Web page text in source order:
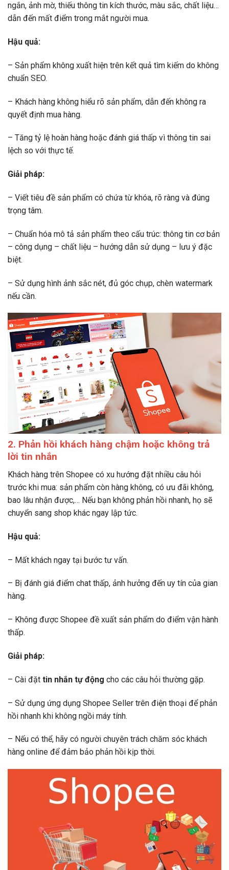
ngắn, ảnh mờ, thiếu thông tin kích thước, màu sắc, chất liệu…
dẫn đến mất điểm trong mắt người mua.
Hậu quả:
– Sản phẩm không xuất hiện trên kết quả tìm kiếm do không
chuẩn SEO.
– Khách hàng không hiểu rõ sản phẩm, dẫn đến không ra
quyết định mua hàng.
– Tăng tỷ lệ hoàn hàng hoặc đánh giá thấp vì thông tin sai
lệch so với thực tế.
Giải pháp:
– Viết tiêu đề sản phẩm có chứa từ khóa, rõ ràng và đúng
trọng tâm.
– Chuẩn hóa mô tả sản phẩm theo cấu trúc: thông tin cơ bản
– công dụng – chất liệu – hướng dẫn sử dụng – lưu ý đặc
biệt.
– Sử dụng hình ảnh sắc nét, đủ góc chụp, chèn watermark
nếu cần.
2. Phản hồi khách hàng chậm hoặc không trả
lời tin nhắn
Khách hàng trên Shopee có xu hướng đặt nhiều câu hỏi
trước khi mua: sản phẩm còn hàng không, có ưu đãi không,
bao lâu nhận được,… Nếu bạn không phản hồi nhanh, họ sẽ
chuyển sang shop khác ngay lập tức.
Hậu quả:
– Mất khách ngay tại bước tư vấn.
– Bị đánh giá điểm chat thấp, ảnh hưởng đến uy tín của gian
hàng.
– Không được Shopee đề xuất sản phẩm do điểm vận hành
thấp.
Giải pháp:
– Cài đặt tin nhắn tự động cho các câu hỏi thường gặp.
– Sử dụng ứng dụng Shopee Seller trên điện thoại để phản
hồi nhanh khi không ngồi máy tính.
– Nếu có thể, hãy có người chuyên trách chăm sóc khách
hàng online để đảm bảo phản hồi kịp thời.